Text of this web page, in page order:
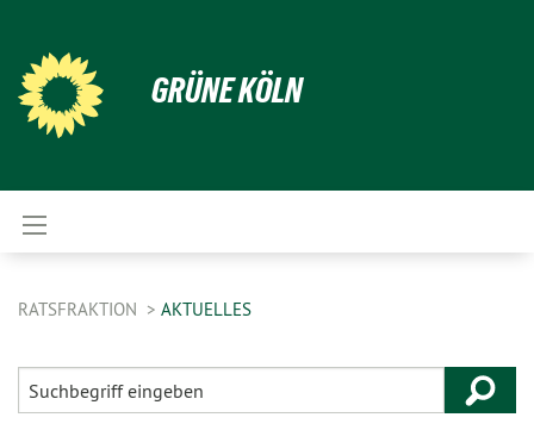
GRÜNE KÖLN
RATSFRAKTION AKTUELLES